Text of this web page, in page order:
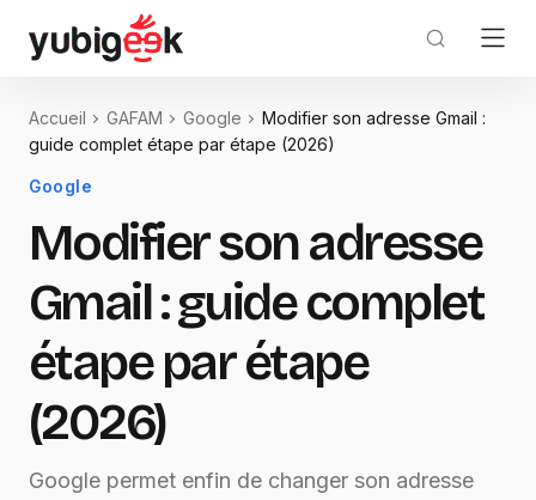
Accueil GAFAM Google
Modifier son adresse Gmail :
guide complet étape par étape (2026)
Google
Modifier son adresse
Gmail : guide complet
étape par étape
(2026)
Google permet enfin de changer son adresse